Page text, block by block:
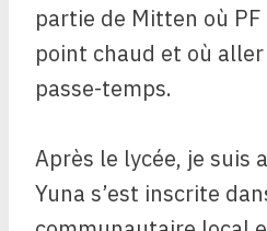
partie de Mitten où PF
point chaud et où
passe-temps.
Après le lycée, je suis
Yuna s’est inscrite